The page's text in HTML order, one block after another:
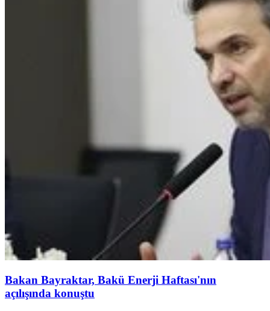
Bakan Bayraktar, Bakü Enerji Haftası'nın
açılışında konuştu